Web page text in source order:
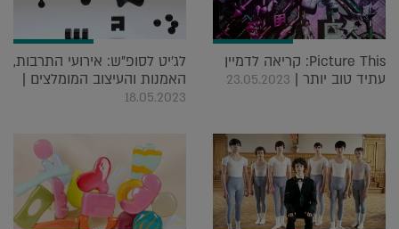
Picture This: קריאה לדמיין
עתיד טוב יותר | 23.05.2023
לג'יט לסופ"ש: אירועי התרבות,
האמנות והעיצוב המומלצים |
18.05.2023